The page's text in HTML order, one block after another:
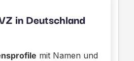
in Deutschland
mit Namen und